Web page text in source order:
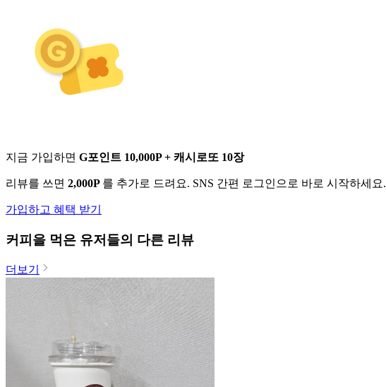
지금 가입하면 G포인트 10,000P + 캐시로또 10장
리뷰를 쓰면 2,000P 를 추가로 드려요. SNS 간편 로그인으로 바로 시작하세요.
가입하고 혜택 받기
커피 을 먹은 유저들의 다른 리뷰
더보기